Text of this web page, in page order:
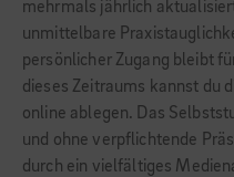
mehrmals jährlich
unmittelbare
persönlicher Zugang bleibt
dieses Zeitraums kannst du
online ablegen. Das
und ohne verpflichtende
durch ein vielfältiges